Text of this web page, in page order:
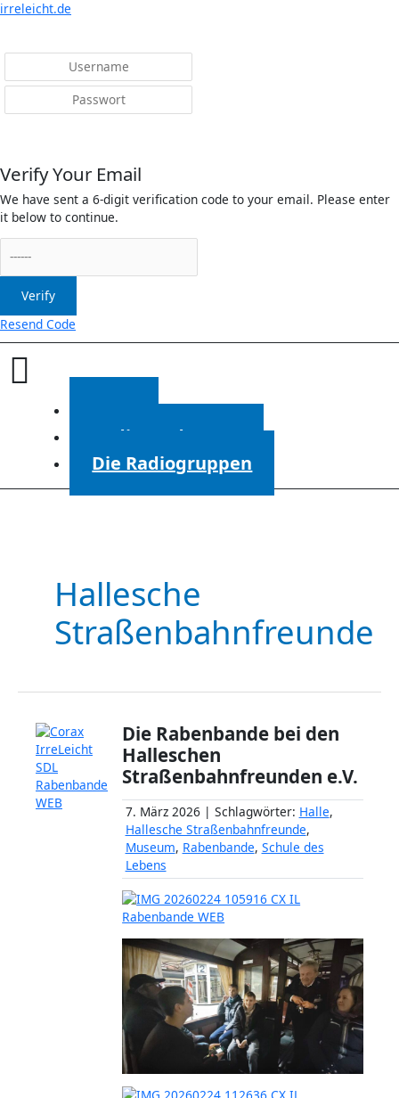
irreleicht.de
Verify Your Email
We have sent a 6-digit verification code to your email. Please enter
it below to continue.
Verify
Resend Code
Menü
Radiosendungen
Die Radiogruppen
Hallesche
Straßenbahnfreunde
Die Rabenbande bei den
Halleschen
Straßenbahnfreunden e.V.
7. März 2026 | Schlagwörter: Halle,
Hallesche Straßenbahnfreunde,
Museum, Rabenbande, Schule des
Lebens